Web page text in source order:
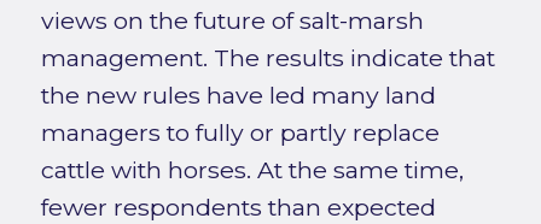
views on the future of salt-marsh
management. The results indicate that
the new rules have led many land
managers to fully or partly replace
cattle with horses. At the same time,
fewer respondents than expected